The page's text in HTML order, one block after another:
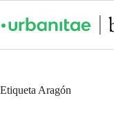
Etiqueta Aragón